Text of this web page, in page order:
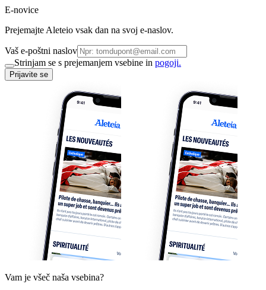
E-novice
Prejemajte Aleteio vsak dan na svoj e-naslov.
Vaš e-poštni naslov
Strinjam se s prejemanjem vsebine in pogoji.
Prijavite se
Vam je všeč naša vsebina?